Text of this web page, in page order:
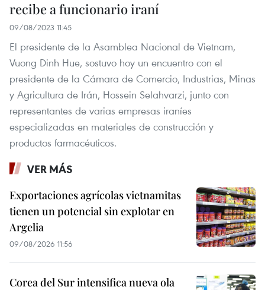
recibe a funcionario iraní
09/08/2023 11:45
El presidente de la Asamblea Nacional de Vietnam,
Vuong Dinh Hue, sostuvo hoy un encuentro con el
presidente de la Cámara de Comercio, Industrias, Minas
y Agricultura de Irán, Hossein Selahvarzi, junto con
representantes de varias empresas iraníes
especializadas en materiales de construcción y
productos farmacéuticos.
VER MÁS
Exportaciones agrícolas vietnamitas
tienen un potencial sin explotar en
Argelia
09/08/2026 11:56
Corea del Sur intensifica nueva ola